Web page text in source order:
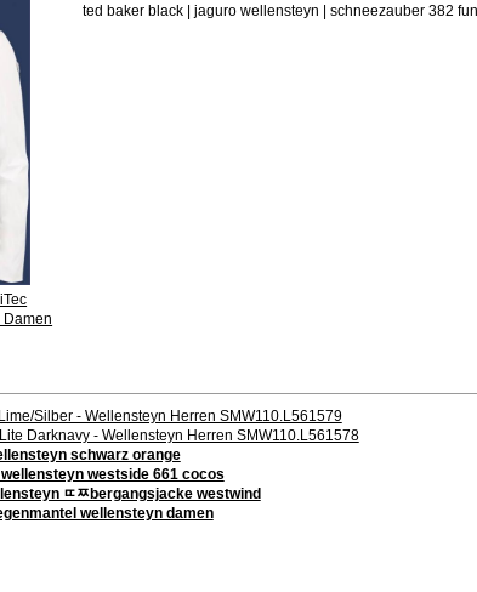
Damen
ted baker black | jaguro wellensteyn | schneezauber 382
Silber - Wellensteyn Herren SMW110.L561579
Darknavy - Wellensteyn Herren SMW110.L561578
schwarz orange
westside 661 cocos
ﾨﾹbergangsjacke westwind
wellensteyn damen